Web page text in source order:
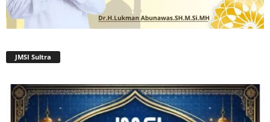
JMSI Sultra